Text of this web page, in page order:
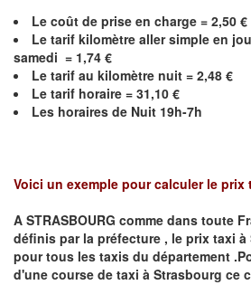
Le coût de prise en charge = 2,50 €
Le tarif kilomètre aller simple en
samedi = 1,74 €
Le tarif au kilomètre nuit = 2,48 €
Le tarif horaire = 31,10 €
Les horaires de Nuit 19h-7h
Voici un exemple pour calculer le prix
A STRASBOURG comme dans toute
définis par la préfecture , le prix taxi à
pour tous les taxis du département
d'une course de taxi à Strasbourg ce